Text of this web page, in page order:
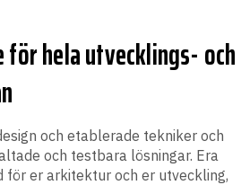
hela utvecklings- och
och etablerade tekniker och
och testbara lösningar. Era
för er arkitektur och er utveckling,